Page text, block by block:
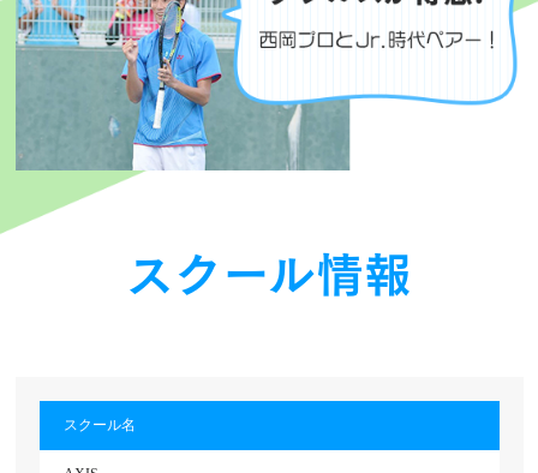
スクール情報
スクール名